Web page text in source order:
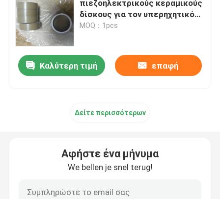
Piezo κεραμικό πιάτο
πιεζοηλεκτρικοί κεραμικοί δίσκοι
Μετατροπέας υπερηχητικής συγκόλλησης
Υπερηχητικός μετατροπέας ομορφιάς
πιεζοηλεκτρικούς κεραμικούς
δίσκους για τον υπερηχητικό
αισθητήρα δόνησης
MOQ：1pcs
Καλύτερη τιμή επαφή
Δείτε περισσότερων
Αφήστε ένα μήνυμα
We bellen je snel terug!